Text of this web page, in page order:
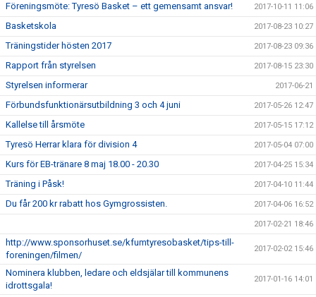
Föreningsmöte: Tyresö Basket – ett gemensamt ansvar! 2017-10-11 11:06
Basketskola 2017-08-23 10:27
Träningstider hösten 2017 2017-08-23 09:36
Rapport från styrelsen 2017-08-15 23:30
Styrelsen informerar 2017-06-21
Förbundsfunktionärsutbildning 3 och 4 juni 2017-05-26 12:47
Kallelse till årsmöte 2017-05-15 17:12
Tyresö Herrar klara för division 4 2017-05-04 07:00
Kurs för EB-tränare 8 maj 18.00 - 20.30 2017-04-25 15:34
Träning i Påsk! 2017-04-10 11:44
Du får 200 kr rabatt hos Gymgrossisten. 2017-04-06 16:52
2017-02-21 18:46
http://www.sponsorhuset.se/kfumtyresobasket/tips-till-
foreningen/filmen/
2017-02-02 15:46
Nominera klubben, ledare och eldsjälar till kommunens
idrottsgala!
2017-01-16 14:01